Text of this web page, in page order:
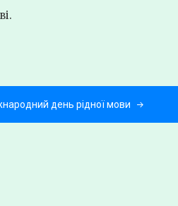
день рідної мови